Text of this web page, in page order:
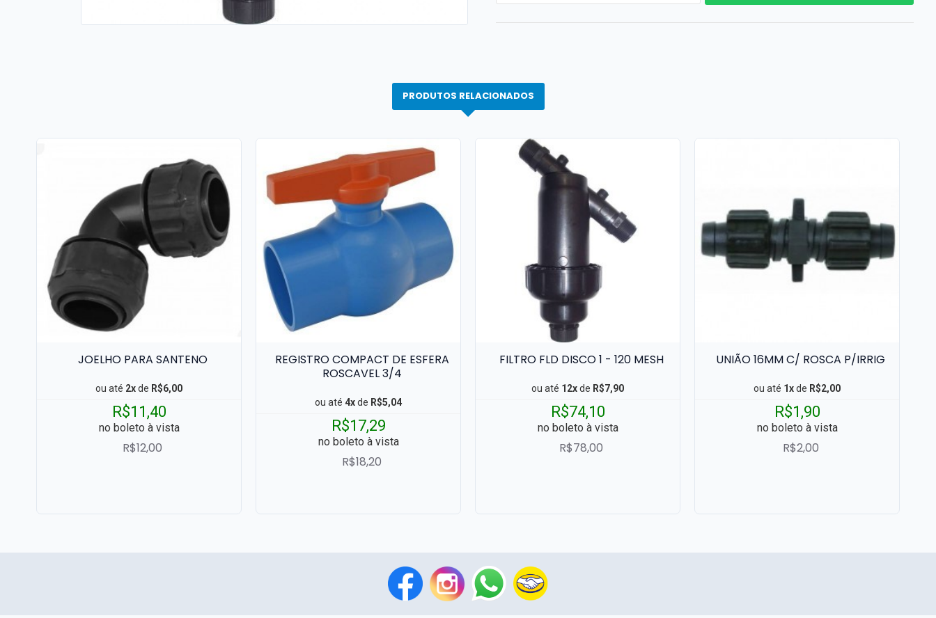
PRODUTOS RELACIONADOS
JOELHO PARA SANTENO
ou até 2xde R$6,00
R$11,40
no boleto à vista
R$12,00
REGISTRO COMPACT DE ESFERA
ROSCAVEL 3/4
ou até 4xde R$5,04
R$17,29
no boleto à vista
R$18,20
FILTRO FLD DISCO 1 - 120 MESH
ou até 12xde R$7,90
R$74,10
no boleto à vista
R$78,00
UNIÃO 16MM C/ ROSCA P/IRRIG
ou até 1xde R$2,00
R$1,90
no boleto à vista
R$2,00